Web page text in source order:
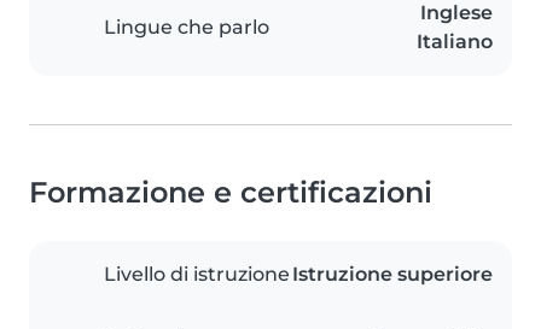
Lingue che parlo
Inglese
Italiano
Formazione e certificazioni
Livello di istruzione Istruzione superiore